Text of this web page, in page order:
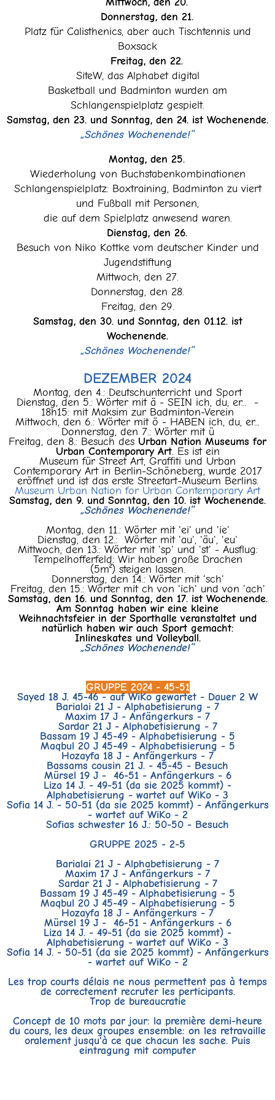
Donnerstag, den 21.
Platz für Calisthenics, aber auch Tischtennis und
Boxsack
Freitag, den 22.
SiteW, das Alphabet digital
Basketball und Badminton wurden am
Schlangenspielplatz gespielt.
Samstag, den 23. und Sonntag, den 24. ist Wochenende.
„Schönes Wochenende!“
Montag, den 25.
Wiederholung von Buchstabenkombinationen
Schlangenspielplatz: Boxtraining, Badminton zu viert
und Fußball mit Personen,
die auf dem Spielplatz anwesend waren.
Dienstag, den 26.
Besuch von Niko Kottke vom deutscher Kinder und
Jugendstiftung
Mittwoch, den 27.
Donnerstag, den 28.
Freitag, den 29.
Samstag, den 30. und Sonntag, den 01.12. ist
Wochenende.
„Schönes Wochenende!“
DEZEMBER 2024
Montag, den 4.: Deutschunterricht und Sport
Dienstag, den 5.: Wörter mit ä - SEIN ich, du, er... -
18h15: mit Maksim zur Badminton-Verein
Mittwoch, den 6.: Wörter mit ö - HABEN ich, du, er...
Donnerstag, den 7.: Wörter mit ü
Freitag, den 8.: Besuch des Urban Nation Museums for
Urban Contemporary Art. Es ist ein
Museum für Street Art, Graffiti und Urban
Contemporary Art in Berlin-Schöneberg, wurde 2017
eröffnet und ist das erste Streetart-Museum Berlins.
Museum Urban Nation for Urban Contemporary Art
Samstag, den 9. und Sonntag, den 10. ist Wochenende.
„Schönes Wochenende!“
Montag, den 11.: Wörter mit 'ei' und 'ie'
Dienstag, den 12.: Wörter mit 'au', 'äu', 'eu'
Mittwoch, den 13.: Wörter mit 'sp' und 'st' - Ausflug:
Tempelhofferfeld: Wir haben große Drachen
(5m²) steigen lassen.
Donnerstag, den 14.: Wörter mit 'sch'
Freitag, den 15.: Wörter mit ch von 'ich' und von 'ach'
Samstag, den 16. und Sonntag, den 17. ist Wochenende.
Am Sonntag haben wir eine kleine
Weihnachtsfeier in der Sporthalle veranstaltet und
natürlich haben wir auch Sport gemacht:
Inlineskates und Volleyball.
„Schönes Wochenende!“
GRUPPE 2024 - 45-51
Sayed 18 J. 45-46 - auf WiKo gewartet - Dauer 2 W
Barialai 21 J - Alphabetisierung - 7
Maxim 17 J - Anfängerkurs - 7
Sardar 21 J - Alphabetisierung - 7
Bassam 19 J 45-49 - Alphabetisierung - 5
Maqbul 20 J 45-49 - Alphabetisierung - 5
Hozayfa 18 J - Anfängerkurs - 7
Bassams cousin 21 J. - 45-45 - Besuch
Mürsel 19 J - 46-51 - Anfängerkurs - 6
Liza 14 J. - 49-51 (da sie 2025 kommt) -
Alphabetisierung - wartet auf WiKo - 3
Sofia 14 J. - 50-51 (da sie 2025 kommt) - Anfängerkurs
- wartet auf WiKo - 2
Sofias schwester 16 J.: 50-50 - Besuch
GRUPPE 2025 - 2-5
Barialai 21 J - Alphabetisierung - 7
Maxim 17 J - Anfängerkurs - 7
Sardar 21 J - Alphabetisierung - 7
Bassam 19 J 45-49 - Alphabetisierung - 5
Maqbul 20 J 45-49 - Alphabetisierung - 5
Hozayfa 18 J - Anfängerkurs - 7
Mürsel 19 J - 46-51 - Anfängerkurs - 6
Liza 14 J. - 49-51 (da sie 2025 kommt) -
Alphabetisierung - wartet auf WiKo - 3
Sofia 14 J. - 50-51 (da sie 2025 kommt) - Anfängerkurs
- wartet auf WiKo - 2
Les trop courts délais ne nous permettent pas à temps
de correctement recruter les perticipants.
Trop de bureaucratie
Concept de 10 mots par jour: la première demi-heure
du cours, les deux groupes ensemble: on les retravaille
oralement jusqu'à ce que chacun les sache. Puis
eintragung mit computer